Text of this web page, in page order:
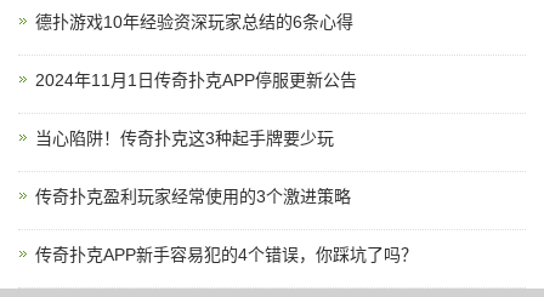
德扑游戏10年经验资深玩家总结的6条心得
2024年11月1日传奇扑克APP停服更新公告
当心陷阱！传奇扑克这3种起手牌要少玩
传奇扑克盈利玩家经常使用的3个激进策略
传奇扑克APP新手容易犯的4个错误，你踩坑了吗？